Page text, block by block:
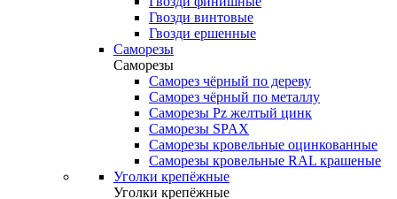
Гвозди винтовые
Гвозди ершенные
Саморезы
Саморезы
Саморез чёрный по дереву
Саморез чёрный по металлу
Саморезы Pz желтый цинк
Саморезы SPAX
Саморезы кровельные оцинкованные
Саморезы кровельные RAL крашеные
Уголки крепёжные
Уголки крепёжные